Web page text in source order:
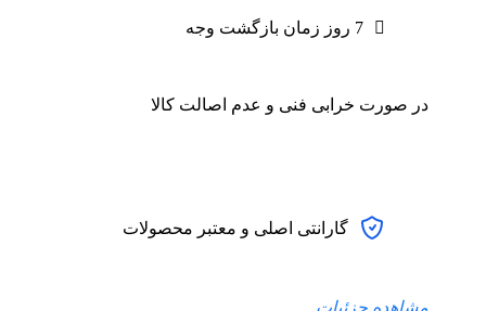
7 روز زمان بازگشت وجه
در صورت خرابی فنی و عدم اصالت کالا
گارانتی اصلی و معتبر محصولات